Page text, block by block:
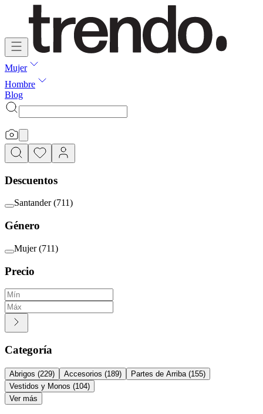
Mujer
Hombre
Blog
Descuentos
Santander (711)
Género
Mujer (711)
Precio
Categoría
Abrigos (229) Accesorios (189) Partes de Arriba (155)
Vestidos y Monos (104)
Ver más